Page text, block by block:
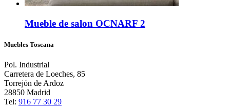
Mueble de salon OCNARF 2
Muebles Toscana
Pol. Industrial
Carretera de Loeches, 85
Torrejón de Ardoz
28850 Madrid
Tel: 916 77 30 29